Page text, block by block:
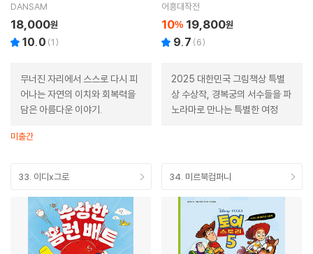
DANSAM
18,000원
10.0 (1)
미출간
무너진 자리에서 스스로 다시 피
어나는 자연의 이치와 회복력을
담은 아름다운 이야기.
어흥대작전
10% 19,800원
9.7 (6)
2025 대한민국 그림책상 특별
상 수상작, 경복궁의 서수들을 파
노라마로 만나는 특별한 여정
33. 이디x그로 34. 미르북컴퍼니